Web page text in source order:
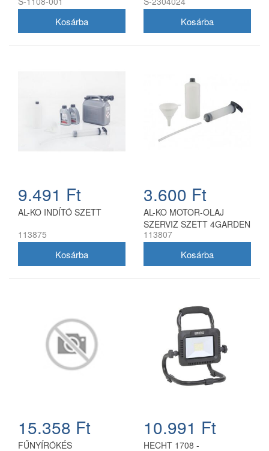
9.491 Ft
AL-KO INDÍTÓ SZETT
113875
3.600 Ft
AL-KO MOTOR-OLAJ
SZERVIZ SZETT 4GARDEN
113807
15.358 Ft
FŰNYÍRÓKÉS
10.991 Ft
HECHT 1708 -